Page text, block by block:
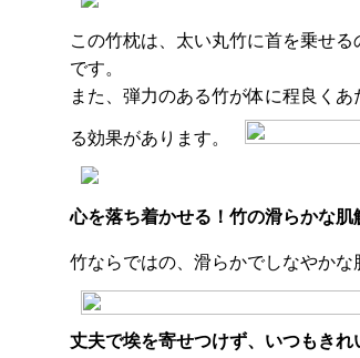
この竹枕は、太い丸竹に首を乗せ
です。
また、弾力のある竹が体に程良く
る効果があります。
心を落ち着かせる！竹の滑らかな肌
竹ならではの、滑らかでしなやかな
丈夫で埃を寄せつけず、いつもきれ